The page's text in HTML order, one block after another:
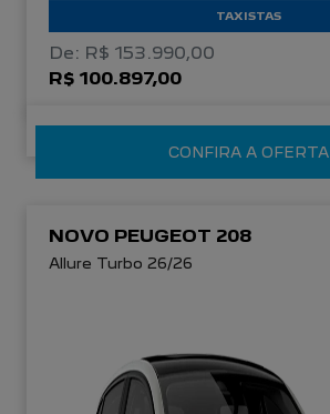
TAXISTAS
De: R$ 153.990,00
R$ 100.897,00
CONFIRA A OFERTA
NOVO PEUGEOT 208
Allure Turbo 26/26